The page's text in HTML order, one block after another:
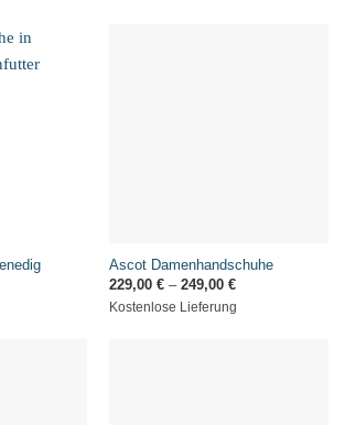
Ascot Damenhandschuhe
229,00 €– 249,00 €
Kostenlose Lieferung